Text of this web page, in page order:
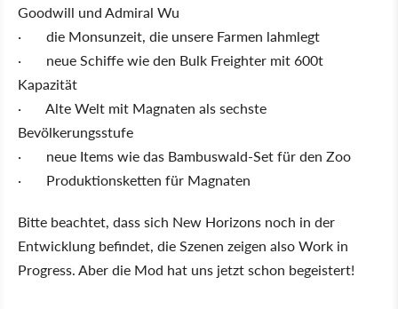
Goodwill und Admiral Wu
· die Monsunzeit, die unsere Farmen lahmlegt
· neue Schiffe wie den Bulk Freighter mit 600t
Kapazität
· Alte Welt mit Magnaten als sechste
Bevölkerungsstufe
· neue Items wie das Bambuswald-Set für den Zoo
· Produktionsketten für Magnaten
Bitte beachtet, dass sich New Horizons noch in der
Entwicklung befindet, die Szenen zeigen also Work in
Progress. Aber die Mod hat uns jetzt schon begeistert!